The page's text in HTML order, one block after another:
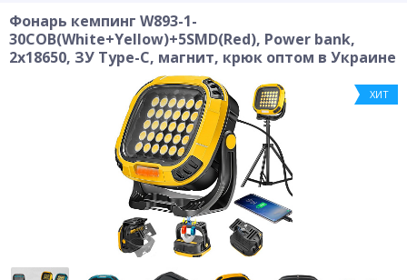
Фонарь кемпинг W893-1-
30COB(White+Yellow)+5SMD(Red), Power bank,
2x18650, ЗУ Type-C, магнит, крюк оптом в Украине
ХИТ